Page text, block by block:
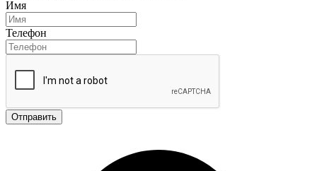
Имя
Телефон
Отправить